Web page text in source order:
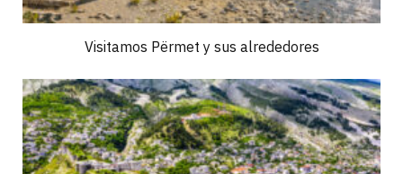
Visitamos Përmet y sus alrededores